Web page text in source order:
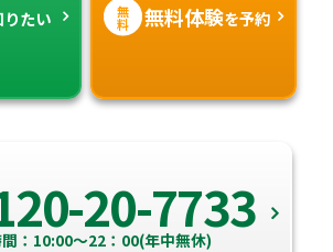
りたい 無
料 無料体験を予約
20-7733
：10:00～22：00(年中無休)